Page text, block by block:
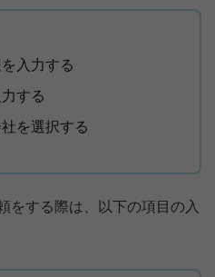
入力する
する
を選択する
をする際は、以下の項目の入